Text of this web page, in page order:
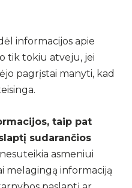
informacijos apie
tik tokiu atveju, jei
pagrįstai manyti, kad
taip pat
sudarančios
nesuteikia asmeniui
melagingą informaciją